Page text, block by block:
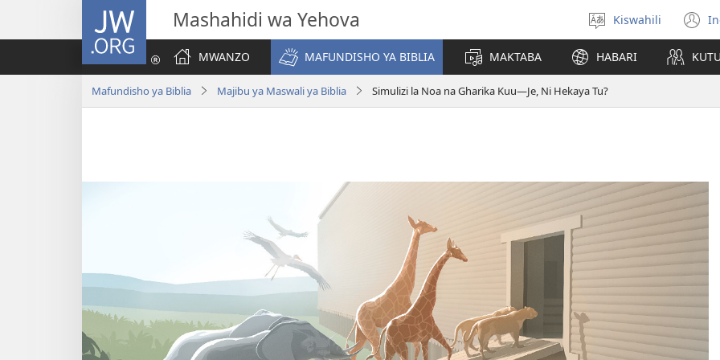
JW.ORG Mashahidi wa Yehova
Chagua
lugha
Kiswahili
MWANZO
MAFUNDISHO YA BIBLIA MAKTABA HABARI
Mafundisho ya Biblia Majibu ya Maswali ya Biblia Simulizi la Noa na Gharika Kuu​—Je, Ni Hekaya Tu?